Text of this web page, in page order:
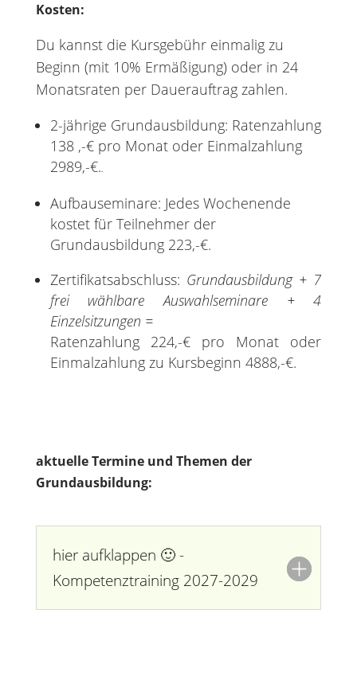
Kosten:
Du kannst die Kursgebühr einmalig zu
Beginn (mit 10% Ermäßigung) oder in 24
Monatsraten per Dauerauftrag zahlen.
2-jährige Grundausbildung: Ratenzahlung
138 ,-€ pro Monat oder Einmalzahlung
2989,-€..
Aufbauseminare: Jedes Wochenende
kostet für Teilnehmer der
Grundausbildung 223,-€.
Zertifikatsabschluss: Grundausbildung + 7
frei wählbare Auswahlseminare + 4
Einzelsitzungen =
Ratenzahlung 224,-€ pro Monat oder
Einmalzahlung zu Kursbeginn 4888,-€.
aktuelle Termine und Themen der
Grundausbildung:
hier aufklappen 🙂 -
Kompetenztraining 2027-2029